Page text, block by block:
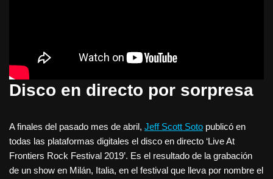
Disco en directo por sorpresa
A finales del pasado mes de abril, Jeff Scott Soto publicó en
todas las plataformas digitales el disco en directo ‘Live At
Frontiers Rock Festival 2019’. Es el resultado de la grabación
de un show en Milán, Italia, en el festival que lleva por nombre el